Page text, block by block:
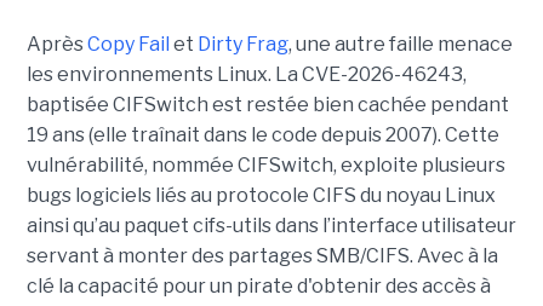
AprèsCopy Fail et Dirty Frag, une autre faille menace
les environnements Linux. La CVE-2026-46243,
baptisée CIFSwitch est restée bien cachée pendant
19 ans (elle traînait dans le code depuis 2007). Cette
vulnérabilité, nommée CIFSwitch, exploite plusieurs
bugs logiciels liés au protocole CIFS du noyau Linux
ainsi qu’au paquet cifs-utils dans l’interface utilisateur
servant à monter des partages SMB/CIFS. Avec à la
clé la capacité pour un pirate d'obtenir des accès à